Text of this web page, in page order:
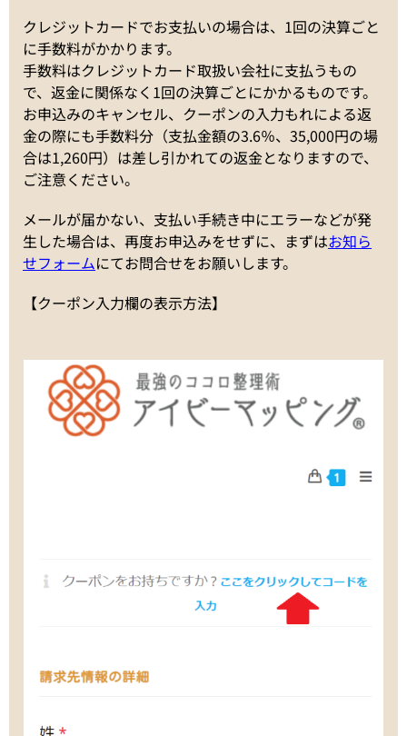
クレジットカードでお支払いの場合は、1回の決算ごと
に手数料がかかります。
手数料はクレジットカード取扱い会社に支払うもの
で、返金に関係なく1回の決算ごとにかかるものです。
お申込みのキャンセル、クーポンの入力もれによる返
金の際にも手数料分（支払金額の3.6％、35,000円の場
合は1,260円）は差し引かれての返金となりますので、
ご注意ください。
メールが届かない、支払い手続き中にエラーなどが発
生した場合は、再度お申込みをせずに、まずはお知ら
せフォームにてお問合せをお願いします。
【クーポン入力欄の表示方法】